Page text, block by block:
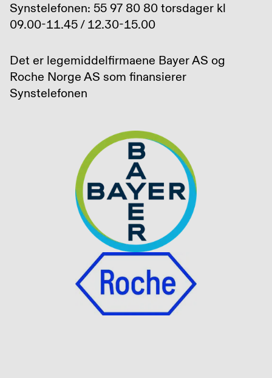
Synstelefonen: 55 97 80 80 torsdager kl
09.00-11.45 / 12.30-15.00
Det er legemiddelfirmaene Bayer AS og
Roche Norge AS som finansierer
Synstelefonen